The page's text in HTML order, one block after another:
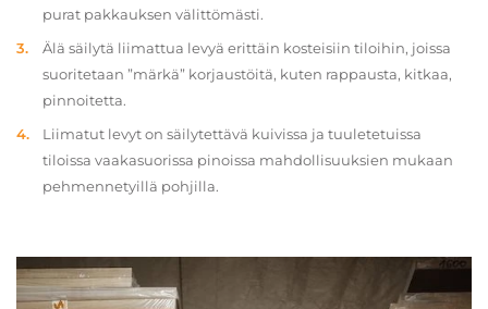
purat pakkauksen välittömästi.
Älä säilytä liimattua levyä erittäin kosteisiin tiloihin, joissa
suoritetaan ”märkä” korjaustöitä, kuten rappausta, kitkaa,
pinnoitetta.
Liimatut levyt on säilytettävä kuivissa ja tuuletetuissa
tiloissa vaakasuorissa pinoissa mahdollisuuksien mukaan
pehmennetyillä pohjilla.